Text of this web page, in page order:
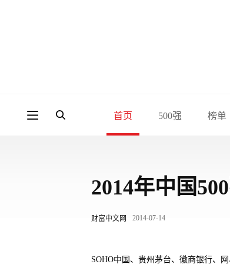
首页 500强 榜单
2014年中国
财富中文网 2014-07-14
SOHO中国、贵州茅台、徽商银行、